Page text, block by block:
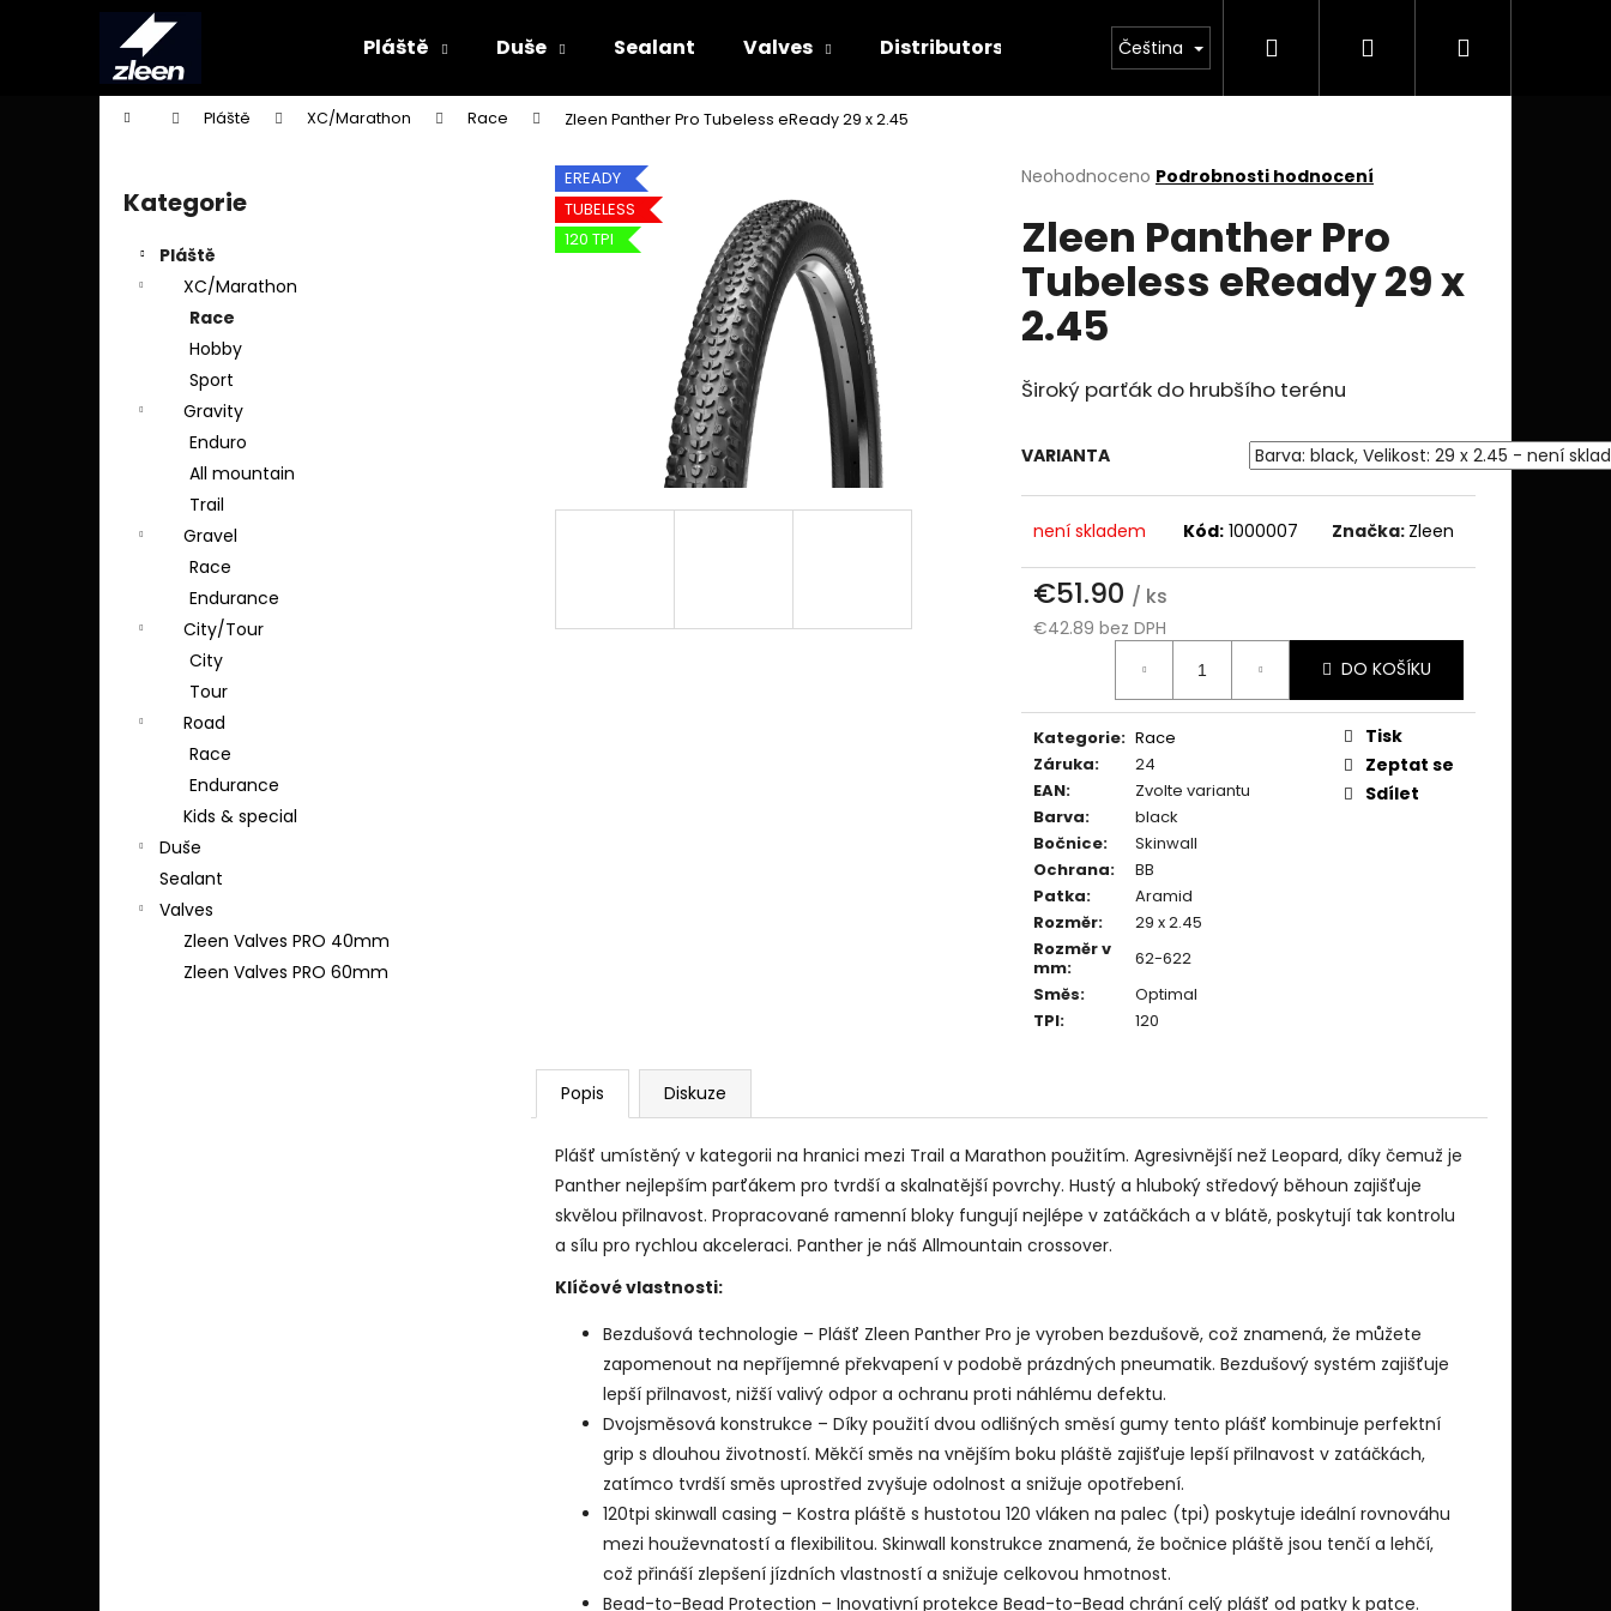
Pláště Duše Sealant Valves Distributors Čeština Hledat PřihlášeníNákupní
Domů Pláště XC/Marathon Race Zleen Panther Pro Tubeless eReady 29 x 2.45
Přeskočit
kategorie
Kategorie
Pláště
XC/Marathon
Race
Hobby
Sport
Gravity
Enduro
All mountain
Trail
Gravel
Race
Endurance
City/Tour
City
Tour
Road
Race
Endurance
Kids & special
Duše
Sealant
Valves
Zleen Valves PRO 40mm
Zleen Valves PRO 60mm
Průměrné
produktu
je
0.0
5
hvězdiček.
Neohodnoceno Podrobnosti hodnocení
Zleen Panther Pro
Tubeless eReady 29 x
2.45
Široký parťák do hrubšího terénu
VARIANTA
není skladem Kód: 1000007 Značka: Zleen
€51.90 / ks
€42.89 bez DPH
DO KOŠÍKU
Kategorie: Race
Záruka:
24
EAN:
Zvolte variantu
Barva:
black
Bočnice:
Skinwall
Ochrana:
BB
Patka:
Aramid
Rozměr:
29 x 2.45
Rozměr v
mm:
62-622
Směs:
Optimal
TPI: 120
Tisk
Zeptat se
Sdílet
EREADY
TUBELESS
120 TPI
Popis Diskuze
Plášť umístěný v kategorii na hranici mezi Trail a Marathon použitím. Agresivnější než Leopard, díky čemuž je
Panther nejlepším parťákem pro tvrdší a skalnatější povrchy. Hustý a hluboký středový běhoun zajišťuje
skvělou přilnavost. Propracované ramenní bloky fungují nejlépe v zatáčkách a v blátě, poskytují tak kontrolu
a sílu pro rychlou akceleraci. Panther je náš Allmountain crossover.
Klíčové vlastnosti:
Bezdušová technologie – Plášť Zleen Panther Pro je vyroben bezdušově, což znamená, že můžete
zapomenout na nepříjemné překvapení v podobě prázdných pneumatik. Bezdušový systém zajišťuje
lepší přilnavost, nižší valivý odpor a ochranu proti náhlému defektu.
Dvojsměsová konstrukce – Díky použití dvou odlišných směsí gumy tento plášť kombinuje perfektní
grip s dlouhou životností. Měkčí směs na vnějším boku pláště zajišťuje lepší přilnavost v zatáčkách,
zatímco tvrdší směs uprostřed zvyšuje odolnost a snižuje opotřebení.
120tpi skinwall casing – Kostra pláště s hustotou 120 vláken na palec (tpi) poskytuje ideální rovnováhu
mezi houževnatostí a flexibilitou. Skinwall konstrukce znamená, že bočnice pláště jsou tenčí a lehčí,
což přináší zlepšení jízdních vlastností a snižuje celkovou hmotnost.
Bead-to-Bead Protection – Inovativní protekce Bead-to-Bead chrání celý plášť od patky k patce.
Co potřebujete najít?
Doporučujeme